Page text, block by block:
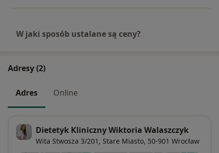
W jaki sposób ustalane są ceny?
Adresy (2)
Adres Online
Dietetyk Kliniczny Wiktoria Walaszczyk
Wita Stwosza 3/201, Stare Miasto, 50-901 Wrocław